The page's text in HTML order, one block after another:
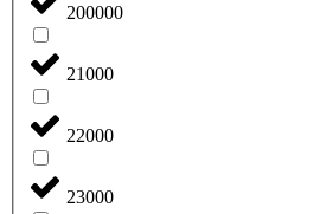
200000
21000
22000
23000